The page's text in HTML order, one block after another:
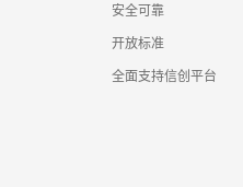
安全可靠
开放标准
全面支持信创平台